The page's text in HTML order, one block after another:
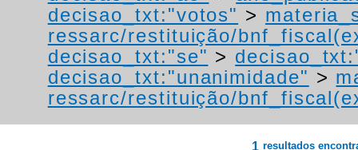
decisao_txt:"votos" >
ressarc/restituição/
decisao_txt:"se" >
decisao_txt:"unanimidade" >
ressarc/restituição/
1 resultados